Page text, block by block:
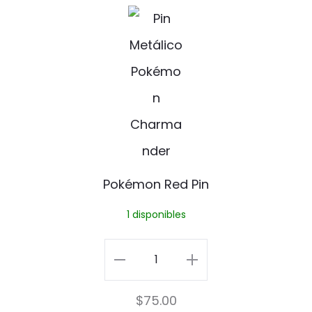
P
o
k
é
m
o
e
P
i
Pokémon Red Pin
1 disponibles
Pokémon
Red
$75.00